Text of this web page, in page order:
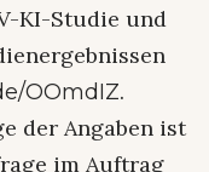
KI-Studie und
OOmdIZ.
der Angaben ist
im Auftrag